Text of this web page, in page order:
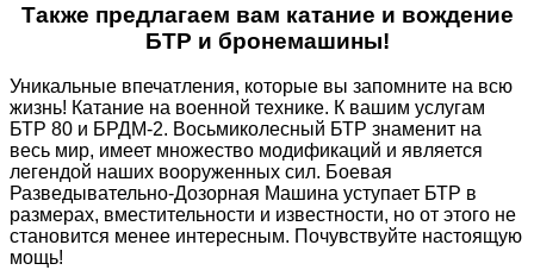
Также предлагаем вам катание и вождение
БТР и бронемашины!
Уникальные впечатления, которые вы запомните на всю
жизнь! Катание на военной технике. К вашим услугам
БТР 80 и БРДМ-2. Восьмиколесный БТР знаменит на
весь мир, имеет множество модификаций и является
легендой наших вооруженных сил. Боевая
Разведывательно-Дозорная Машина уступает БТР в
размерах, вместительности и известности, но от этого не
становится менее интересным. Почувствуйте настоящую
мощь!